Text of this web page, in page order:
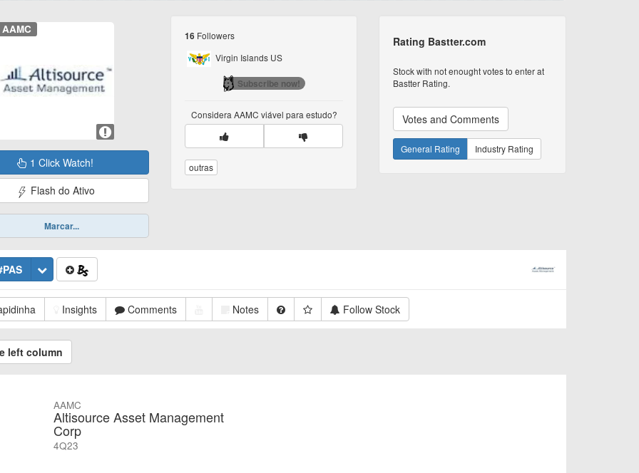
AAMC
1 Click Watch!
Flash do Ativo
Marcar...
16 Followers
Virgin Islands US
Subscribe now!
Considera AAMC viável para estudo?
outras
Rating Bastter.com
Stock with not enought votes to enter at
Bastter Rating.
Votes and Comments
General Rating Industry Rating
Insights Comments Notes Follow Stock
left column
AAMC
Altisource Asset Management
Corp
4Q23